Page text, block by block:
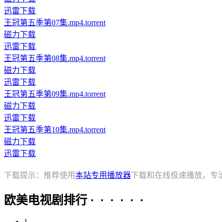
迅雷下载
王冠第五季第07集.mp4.torrent
磁力下载
迅雷下载
王冠第五季第08集.mp4.torrent
磁力下载
迅雷下载
王冠第五季第09集.mp4.torrent
磁力下载
迅雷下载
王冠第五季第10集.mp4.torrent
磁力下载
迅雷下载
下载提示：推荐使用本站专用播放器下载和在线极速播放，专
欧美电视剧排行 · · · · · ·